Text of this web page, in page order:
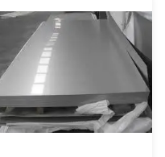
choose cold-rolled or hot-rolled
options, each plate is ...